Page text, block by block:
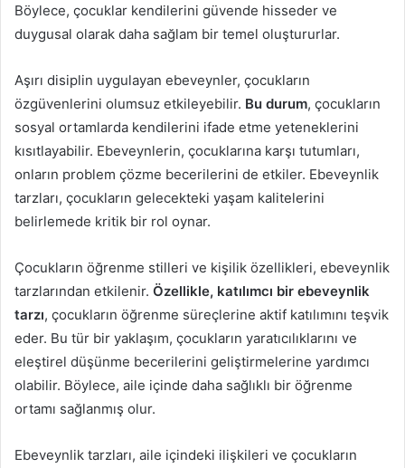
Böylece, çocuklar kendilerini güvende hisseder ve
duygusal olarak daha sağlam bir temel oluştururlar.
Aşırı disiplin uygulayan ebeveynler, çocukların
özgüvenlerini olumsuz etkileyebilir. Bu durum, çocukların
sosyal ortamlarda kendilerini ifade etme yeteneklerini
kısıtlayabilir. Ebeveynlerin, çocuklarına karşı tutumları,
onların problem çözme becerilerini de etkiler. Ebeveynlik
tarzları, çocukların gelecekteki yaşam kalitelerini
belirlemede kritik bir rol oynar.
Çocukların öğrenme stilleri ve kişilik özellikleri, ebeveynlik
tarzlarından etkilenir. Özellikle, katılımcı bir ebeveynlik
tarzı, çocukların öğrenme süreçlerine aktif katılımını teşvik
eder. Bu tür bir yaklaşım, çocukların yaratıcılıklarını ve
eleştirel düşünme becerilerini geliştirmelerine yardımcı
olabilir. Böylece, aile içinde daha sağlıklı bir öğrenme
ortamı sağlanmış olur.
Ebeveynlik tarzları, aile içindeki ilişkileri ve çocukların